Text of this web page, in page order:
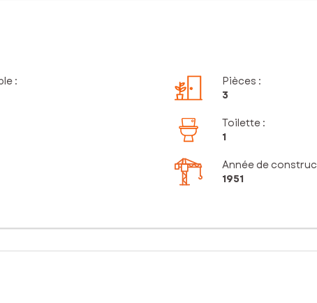
:
Pièces :
3
Toilette :
1
Année de
1951